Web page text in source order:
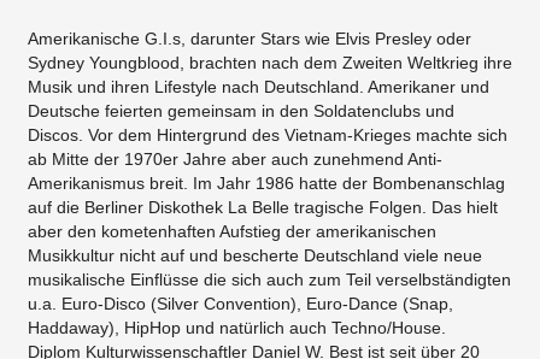
Amerikanische G.I.s, darunter Stars wie Elvis Presley oder
Sydney Youngblood, brachten nach dem Zweiten Weltkrieg ihre
Musik und ihren Lifestyle nach Deutschland. Amerikaner und
Deutsche feierten gemeinsam in den Soldatenclubs und
Discos. Vor dem Hintergrund des Vietnam-Krieges machte sich
ab Mitte der 1970er Jahre aber auch zunehmend Anti-
Amerikanismus breit. Im Jahr 1986 hatte der Bombenanschlag
auf die Berliner Diskothek La Belle tragische Folgen. Das hielt
aber den kometenhaften Aufstieg der amerikanischen
Musikkultur nicht auf und bescherte Deutschland viele neue
musikalische Einflüsse die sich auch zum Teil verselbständigten
u.a. Euro-Disco (Silver Convention), Euro-Dance (Snap,
Haddaway), HipHop und natürlich auch Techno/House.
Diplom Kulturwissenschaftler Daniel W. Best ist seit über 20